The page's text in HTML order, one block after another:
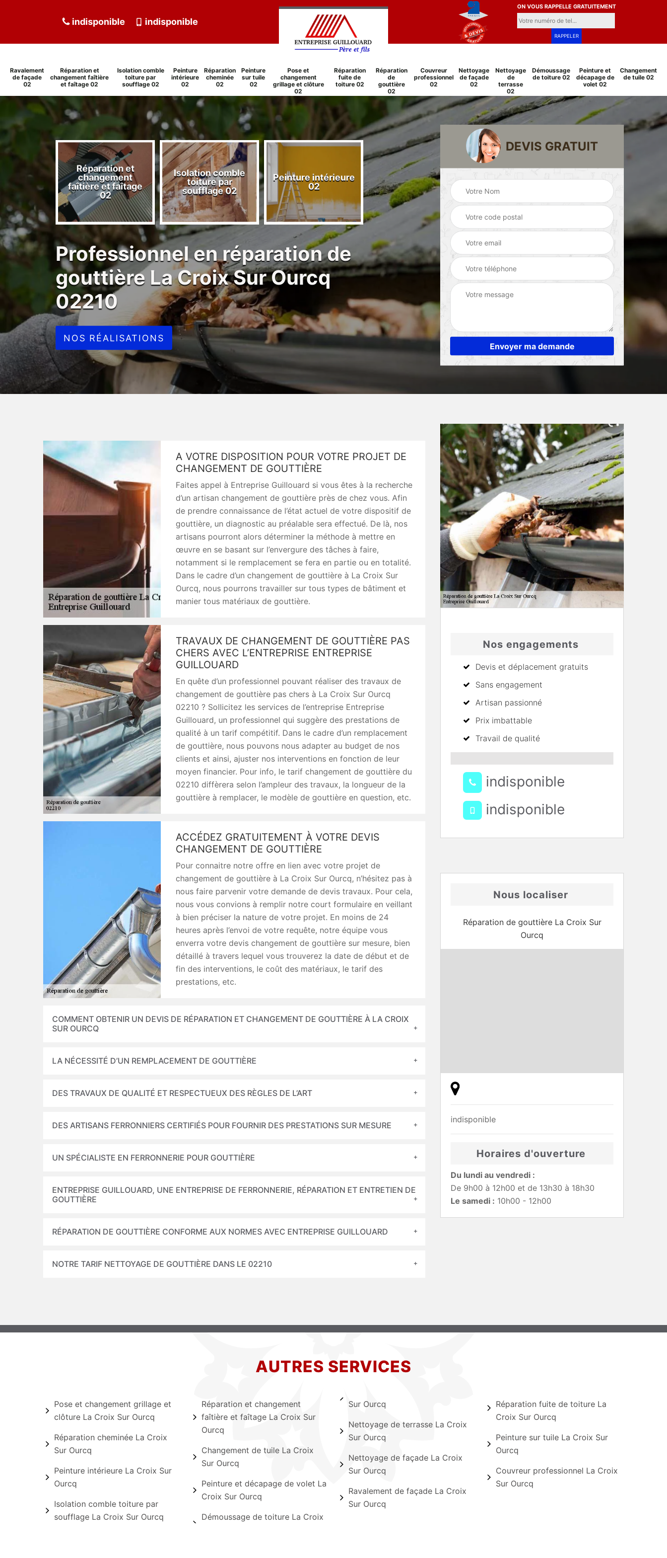
indisponible indisponible
ON VOUS RAPPELLE GRATUITEMENT
Ravalement
de façade
02
Réparation et
changement faîtière
et faîtage 02
Isolation comble
toiture par
soufflage 02
Peinture
intérieure
02
Réparation
cheminée
02
Peinture
sur tuile
02
Pose et
changement
grillage et clôture
02
Réparation
fuite de
toiture 02
Réparation
de
gouttière
02
Couvreur
professionnel
02
Nettoyage
de façade
02
Nettoyage
de
terrasse
02
Démoussage
de toiture 02
Peinture et
décapage de
volet 02
Changement
de tuile 02
de
Réparation et
changement
faîtière et faîtage
02
Isolation comble
toiture par
soufflage 02
Peinture intérieure
02
Réparation
cheminée 02
Peinture sur tuile
Pose et
changement
grillage et clôture
Professionnel en réparation de
gouttière La Croix Sur Ourcq
02210
NOS RÉALISATIONS
DEVIS GRATUIT
A VOTRE DISPOSITION POUR VOTRE PROJET DE
CHANGEMENT DE GOUTTIÈRE
Faites appel à Entreprise Guillouard si vous êtes à la recherche
d’un artisan changement de gouttière près de chez vous. Afin
de prendre connaissance de l’état actuel de votre dispositif de
gouttière, un diagnostic au préalable sera effectué. De là, nos
artisans pourront alors déterminer la méthode à mettre en
œuvre en se basant sur l’envergure des tâches à faire,
notamment si le remplacement se fera en partie ou en totalité.
Dans le cadre d’un changement de gouttière à La Croix Sur
Ourcq, nous pourrons travailler sur tous types de bâtiment et
manier tous matériaux de gouttière.
TRAVAUX DE CHANGEMENT DE GOUTTIÈRE PAS
CHERS AVEC L’ENTREPRISE ENTREPRISE
GUILLOUARD
En quête d’un professionnel pouvant réaliser des travaux de
changement de gouttière pas chers à La Croix Sur Ourcq
02210 ? Sollicitez les services de l’entreprise Entreprise
Guillouard, un professionnel qui suggère des prestations de
qualité à un tarif compétitif. Dans le cadre d’un remplacement
de gouttière, nous pouvons nous adapter au budget de nos
clients et ainsi, ajuster nos interventions en fonction de leur
moyen financier. Pour info, le tarif changement de gouttière du
02210 diffèrera selon l’ampleur des travaux, la longueur de la
gouttière à remplacer, le modèle de gouttière en question, etc.
ACCÉDEZ GRATUITEMENT À VOTRE DEVIS
CHANGEMENT DE GOUTTIÈRE
Pour connaitre notre offre en lien avec votre projet de
changement de gouttière à La Croix Sur Ourcq, n’hésitez pas à
nous faire parvenir votre demande de devis travaux. Pour cela,
nous vous convions à remplir notre court formulaire en veillant
à bien préciser la nature de votre projet. En moins de 24
heures après l’envoi de votre requête, notre équipe vous
enverra votre devis changement de gouttière sur mesure, bien
détaillé à travers lequel vous trouverez la date de début et de
fin des interventions, le coût des matériaux, le tarif des
prestations, etc.
COMMENT OBTENIR UN DEVIS DE RÉPARATION ET CHANGEMENT DE GOUTTIÈRE À LA CROIX
SUR OURCQ
LA NÉCESSITÉ D’UN REMPLACEMENT DE GOUTTIÈRE
DES TRAVAUX DE QUALITÉ ET RESPECTUEUX DES RÈGLES DE L’ART
DES ARTISANS FERRONNIERS CERTIFIÉS POUR FOURNIR DES PRESTATIONS SUR MESURE
UN SPÉCIALISTE EN FERRONNERIE POUR GOUTTIÈRE
ENTREPRISE GUILLOUARD, UNE ENTREPRISE DE FERRONNERIE, RÉPARATION ET ENTRETIEN DE
GOUTTIÈRE
RÉPARATION DE GOUTTIÈRE CONFORME AUX NORMES AVEC ENTREPRISE GUILLOUARD
NOTRE TARIF NETTOYAGE DE GOUTTIÈRE DANS LE 02210
Nos engagements
Devis et déplacement gratuits
Sans engagement
Artisan passionné
Prix imbattable
Travail de qualité
indisponible
indisponible
Nous localiser
Réparation de gouttière La Croix Sur
Ourcq
indisponible
Horaires d'ouverture
Du lundi au vendredi :
De 9h00 à 12h00 et de 13h30 à 18h30
Le samedi : 10h00 - 12h00
AUTRES SERVICES
Pose et changement grillage et
clôture La Croix Sur Ourcq
Réparation cheminée La Croix
Sur Ourcq
Peinture intérieure La Croix Sur
Ourcq
Isolation comble toiture par
soufflage La Croix Sur Ourcq
Réparation et changement
faîtière et faîtage La Croix Sur
Ourcq
Changement de tuile La Croix
Sur Ourcq
Peinture et décapage de volet La
Croix Sur Ourcq
Démoussage de toiture La Croix
Sur Ourcq
Nettoyage de terrasse La Croix
Sur Ourcq
Nettoyage de façade La Croix
Sur Ourcq
Ravalement de façade La Croix
Sur Ourcq
Réparation fuite de toiture La
Croix Sur Ourcq
Peinture sur tuile La Croix Sur
Ourcq
Couvreur professionnel La Croix
Sur Ourcq